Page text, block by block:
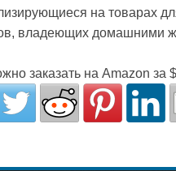
на товарах
владеющих домашними
заказать на Amazon за